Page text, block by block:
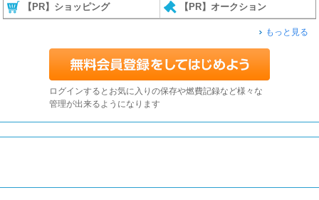
【PR】ショッピング 【PR】オークション
もっと見る
ログインするとお気に入りの保存や燃費記録など様々な
管理が出来るようになります